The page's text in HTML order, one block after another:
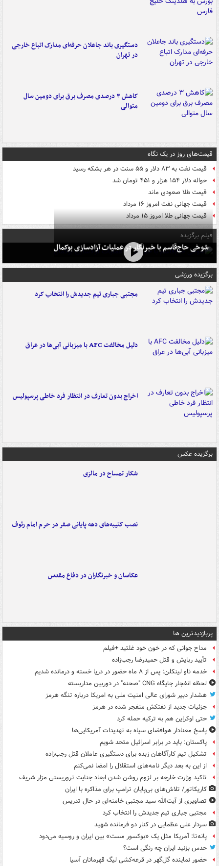
دستگیری باند جاعلان حرفه‌ای مدارک اتباع خارجی
در تهران
کاهش ۳ درصدی مصرف برق برای دومین سال
متوالی
قیمت‌های روز در یک نگاه
قیمت نفت به ۸۳ دلار و ۵۵ سنت در هر بشکه رسید
حواله دلار ۱۵۴ هزار و ۴۵۱ تومان شد
قیمت طلا صعودی ماند
قیمت جهانی نفت امروز ۱۶ مرداد
قیمت جهانی طلا امروز ۱۵ مرداد
فیلم برگزیده
شوخی حاج‌قاسم با خبرنگار در عملیات آزادسازی بوکمال
برگزیده ورزشی
مجتبی جباری تیم جدیدش را انتخاب کرد
دلیل مخالفت AFC با میزبانی آبی‌ها در عراق
اخراج بدون تعارف در انتظار فرد خاطی پرسپولیس
برگزیده عکس
شکار تمساح در مالزی
نصب کتیبه‌های دهه پایانی صفر در حرم امام رئوف
عکاسان و خبرنگاران در دفاع مقدس
پربازدیدترین ها
مداح جوانی که در خون خود غلتید +فیلم
تأیید ربایش و قتل حمیدرضا رجب‌زاده
خدمه ناو لینکلن: پس از ۸ ماه حضور در دریا خسته و درمانده‌ شدیم
لحظه انفجار جایگاه CNG "صحنه" در دوربین مداربسته
هشدار دبیر شورای عالی امنیت ملی به امریکا درباره تنگه هرمز
جزئیات جدید از نفتکش منفجر شده در هرمز
حتی اوکراین هم به ترکیه حمله کرد
پاسخ معنادار هوافضای سپاه به تهدیدات آمریکایی‌ها
پاکستان: باید در برابر اسرائیل متحد شویم
تشکیل تیم کارآگاهان زبده برای دستگیری عاملان قتل رجب‌زاده
از این به بعد دیگر نامه‌های استقلال را امضا نمی‌کنم
تاکید وزارت خارجه بر لزوم روشن شدن ابعاد جنایت تروریستی مزار شریف
کاریکاتور/ تلاش‌های بی‌پایان ترامپ برای مذاکره با ایران
تصاویری از آیت‌الله سید مجتبی خامنه‌ای در حال تدریس
مجتبی جباری تیم جدیدش را انتخاب کرد
سردار علی عظمایی در کنار دو فرمانده شهید
پانه‌تا: آمریکا مثل یک «بوکسور مست» بین ایران و روسیه می‌دود
حدس بزنید ایران چه رنگی است؟
حضور نماینده گل‌گهر در قرعه‌کشی لیگ قهرمانان آسیا